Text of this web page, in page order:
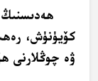
كۆيۈنۈش،
ۋە چوڭلارنى